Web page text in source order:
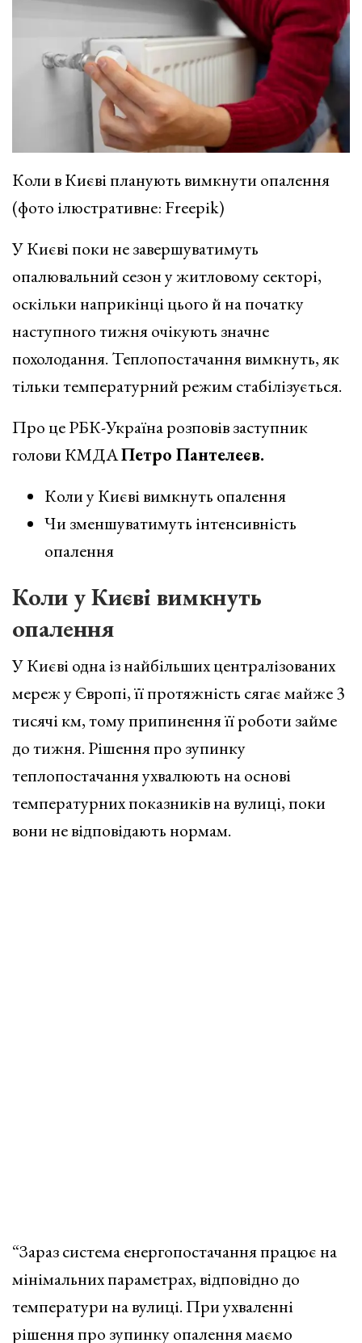
Коли в Києві планують вимкнути опалення
(фото ілюстративне: Freepik)
У Києві поки незавершуватимуть
опалювальний сезон у житловому секторі,
оскільки наприкінці цього й на початку
наступного тижня очікують значне
похолодання. Теплопостачання вимкнуть, як
тільки температурний режим стабілізується.
Про це РБК-Україна розповів заступник
голови КМДАПетро Пантелеєв.
Коли у Києві вимкнуть опалення
Чи зменшуватимуть інтенсивність
опалення
Коли у Києві вимкнуть
опалення
У Києві одна із найбільших централізованих
мереж у Європі, її протяжність сягає майже 3
тисячі км, тому припинення її роботи займе
до тижня. Рішення про зупинку
теплопостачання ухвалюють на основі
температурних показників на вулиці, поки
вони не відповідають нормам.
“Зараз система енергопостачання працює на
мінімальних параметрах, відповідно до
температури на вулиці. При ухваленні
рішення про зупинку опалення маємо